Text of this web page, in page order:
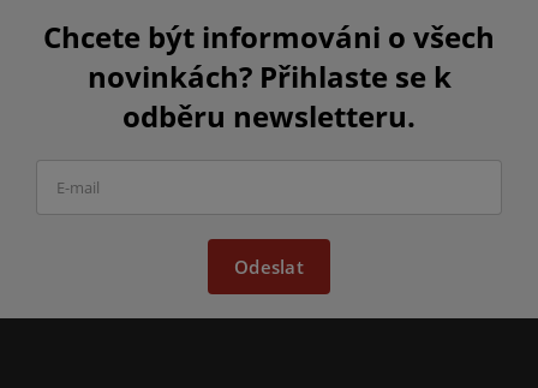
Chcete být informováni o všech
novinkách? Přihlaste se k
odběru newsletteru.
Odeslat